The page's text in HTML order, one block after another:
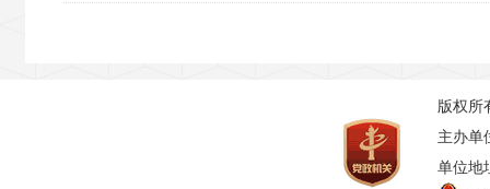
版权所
主办单
单位地